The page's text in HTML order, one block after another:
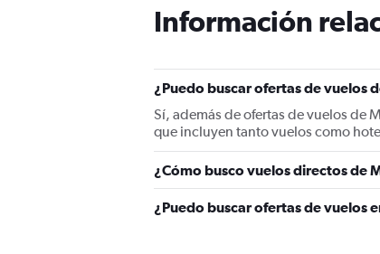
Información
¿Puedo buscar ofertas de vuelos
Sí, además de ofertas de vuelos de
que incluyen tanto vuelos como
¿Cómo busco vuelos directos de
¿Puedo buscar ofertas de vuelos